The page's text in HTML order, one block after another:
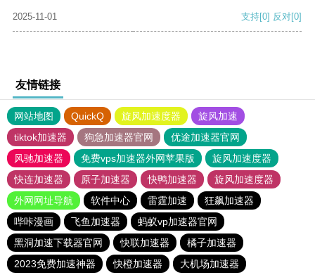
2025-11-01 支持[0] 反对[0]
友情链接
网站地图 QuickQ 旋风加速度器
旋风加速
tiktok加速器
狗急加速器官网
优途加速器官网
风驰加速器
免费vps加速器外网苹果版
旋风加速度器
快连加速器
原子加速器 快鸭加速器
旋风加速度器
外网网址导航
软件中心 雷霆加速
狂飙加速器
哔咔漫画
飞鱼加速器
蚂蚁vp加速器官网
黑洞加速下载器官网
快联加速器
橘子加速器
2023免费加速神器
快橙加速器
大机场加速器